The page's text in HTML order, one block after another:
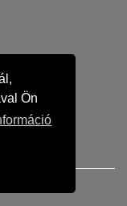
Ön